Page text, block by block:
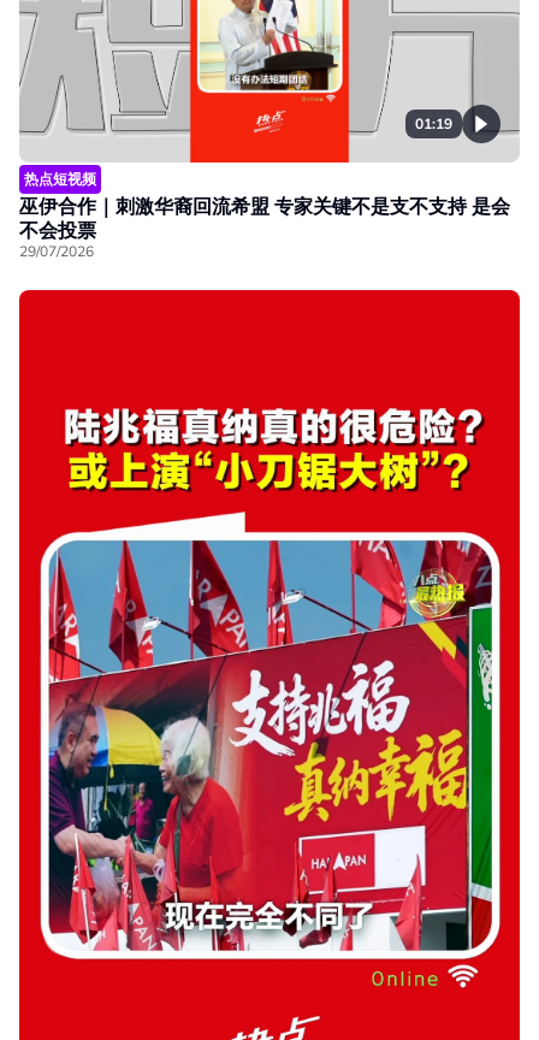
01:19
热点短视频
巫伊合作｜刺激华裔回流希盟 专家关键不是支不支持 是会
不会投票
29/07/2026